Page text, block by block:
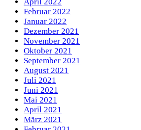
Februar 2022
Januar 2022
Dezember 2021
November 2021
Oktober 2021
September 2021
August 2021
Juli 2021
Juni 2021
Mai 2021
April 2021
März 2021